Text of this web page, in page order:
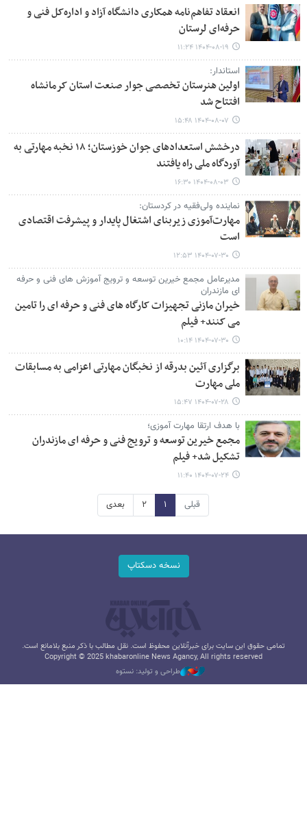
انعقاد تفاهم‌نامه همکاری دانشگاه آزاد و اداره‌کل فنی و
حرفه‌ای لرستان
۱۴۰۴-۰۸-۱۹ ۱۱:۲۴
استاندار:
اولین هنرستان تخصصی‌ جوار صنعت استان کرمانشاه
افتتاح شد
۱۴۰۴-۰۸-۰۷ ۱۵:۴۸
درخشش استعدادهای جوان خوزستان؛ ۱۸ نخبه مهارتی به
آوردگاه ملی راه یافتند
۱۴۰۴-۰۸-۰۳ ۱۶:۳۰
نماینده ولی‌فقیه در کردستان:
مهارت‌آموزی زیربنای اشتغال پایدار و پیشرفت اقتصادی
است
۱۴۰۴-۰۷-۳۰ ۱۲:۵۳
مدیرعامل مجمع خیرین توسعه و ترویج آموزش های فنی و حرفه
ای مازندران
خیران مازنی تجهیزات کارگاه های فنی و حرفه ای را تامین
می کنند+ فیلم
۱۴۰۴-۰۷-۳۰ ۱۰:۱۴
برگزاری آئین بدرقه از نخبگان مهارتی اعزامی به مسابقات
ملی مهارت
۱۴۰۴-۰۷-۲۸ ۱۵:۴۷
با هدف ارتقا مهارت آموزی؛
مجمع خیرین توسعه و ترویج فنی و حرفه ای مازندران
تشکیل شد+ فیلم
۱۴۰۴-۰۷-۲۴ ۱۱:۴۰
قبلی ۱ ۲ بعدی
نسخه دسکتاپ
تمامی حقوق این سایت برای خبرآنلاین محفوظ است. نقل مطالب با ذکر منبع بلامانع است.
Copyright © 2025 khabaronline News Agancy, All rights reserved
طراحی و تولید: نستوه